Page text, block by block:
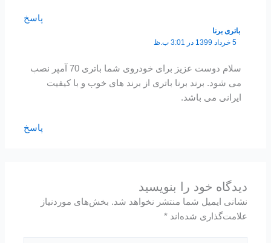
پاسخ
باتری برنا
5 خرداد 1399 در 3:01 ب.ظ
سلام دوست عزیز برای خودروی شما باتری 70 آمپر نصب
می شود. برند برنا باتری از برند های خوب و با کیفیت
ایرانی می باشد.
پاسخ
دیدگاه‌ خود را بنویسید
نشانی ایمیل شما منتشر نخواهد شد. بخش‌های موردنیاز
علامت‌گذاری شده‌اند*